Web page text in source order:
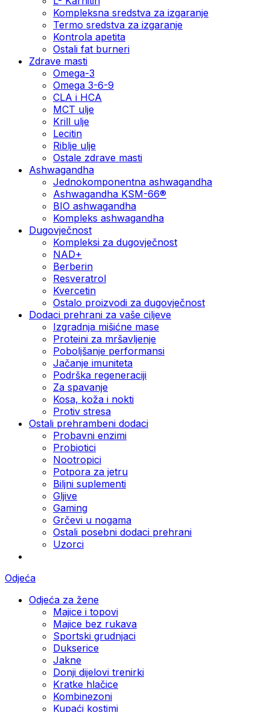
Kompleksna sredstva za izgaranje
Termo sredstva za izgaranje
Kontrola apetita
Ostali fat burneri
Zdrave masti
Omega-3
Omega 3-6-9
CLA i HCA
MCT ulje
Krill ulje
Lecitin
Riblje ulje
Ostale zdrave masti
Ashwagandha
Jednokomponentna ashwagandha
Ashwagandha KSM-66®
BIO ashwagandha
Kompleks ashwagandha
Dugovječnost
Kompleksi za dugovječnost
NAD+
Berberin
Resveratrol
Kvercetin
Ostalo proizvodi za dugovječnost
Dodaci prehrani za vaše ciljeve
Izgradnja mišićne mase
Proteini za mršavljenje
Poboljšanje performansi
Jačanje imuniteta
Podrška regeneraciji
Za spavanje
Kosa, koža i nokti
Protiv stresa
Ostali prehrambeni dodaci
Probavni enzimi
Probiotici
Nootropici
Potpora za jetru
Biljni suplementi
Gljive
Gaming
Grčevi u nogama
Ostali posebni dodaci prehrani
Uzorci
Odjeća
Odjeća za žene
Majice i topovi
Majice bez rukava
Sportski grudnjaci
Dukserice
Jakne
Donji dijelovi trenirki
Kratke hlačice
Kombinezoni
Kupaći kostimi